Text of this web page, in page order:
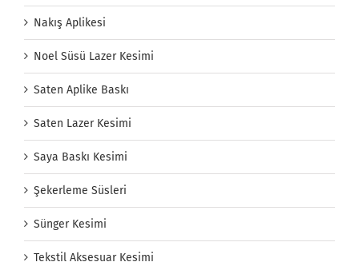
Nakış Aplikesi
Noel Süsü Lazer Kesimi
Saten Aplike Baskı
Saten Lazer Kesimi
Saya Baskı Kesimi
Şekerleme Süsleri
Sünger Kesimi
Tekstil Aksesuar Kesimi